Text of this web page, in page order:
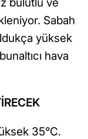
Sabah
yüksek
hava
35°C.